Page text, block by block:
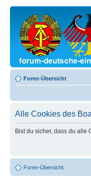
Foren-Übersicht
Alle Cookies des
Bist du sicher, dass du alle
Foren-Übersicht